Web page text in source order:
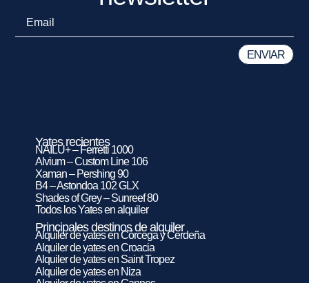
Yates recientes
NAILU+ – Ferretti 1000
Alvium – Custom Line 106
Xaman – Pershing 90
B4 – Astondoa 102 GLX
Shades of Grey – Sunreef 80
Todos los Yates en alquiler
Principales destinos de alquiler
Alquiler de yates en Córcega y Cerdeña
Alquiler de yates en Croacia
Alquiler de yates en Saint Tropez
Alquiler de yates en Niza